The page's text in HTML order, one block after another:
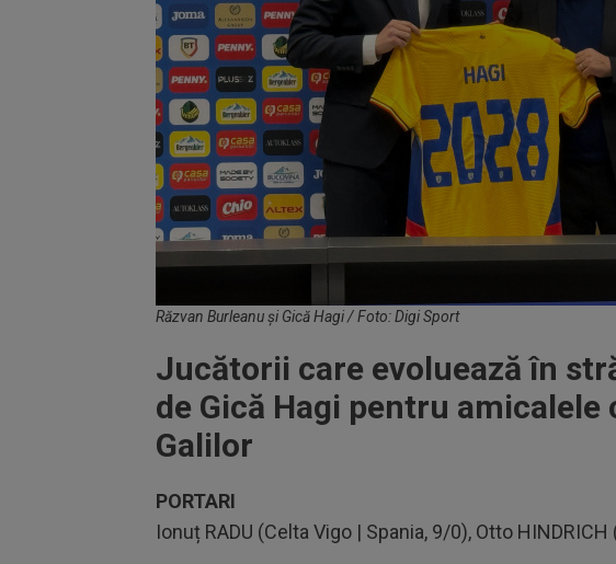
Răzvan Burleanu și Gică Hagi / Foto: Digi Sport
Jucătorii care evoluează în
de Gică Hagi pentru amicalele
Galilor
PORTARI
Ionuț RADU (Celta Vigo | Spania, 9/0), Otto